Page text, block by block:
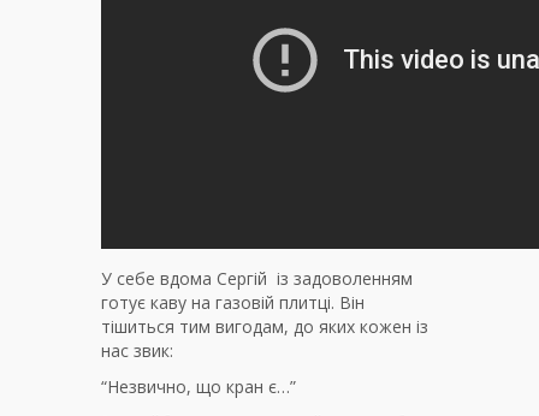
У себе вдома Сергій із задоволенням
готує каву на газовій плитці. Він
тішиться тим вигодам, до яких кожен із
нас звик:
“Незвично, що кран є…”